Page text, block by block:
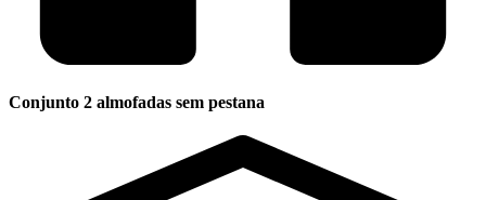
Conjunto 2 almofadas sem pestana